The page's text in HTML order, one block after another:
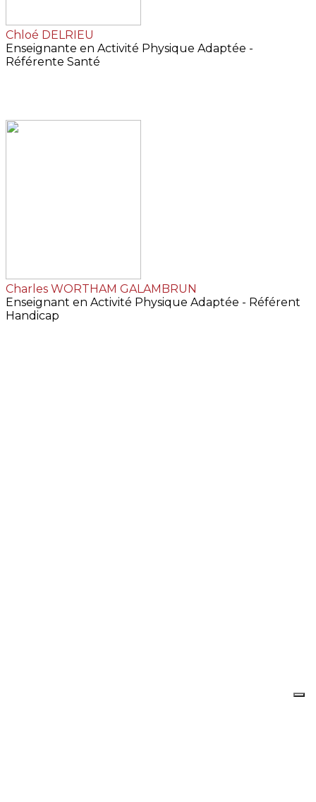
Chloé DELRIEU
Enseignante en Activité Physique Adaptée -
Référente Santé
Charles WORTHAM GALAMBRUN
Enseignant en Activité Physique Adaptée - Référent
Handicap